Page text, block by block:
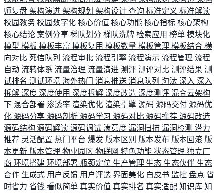
师复盘 架构演进 架构规划 架构设计 查询 标准定义 标准解读
校园教务 校园数字化 核心价值 核心功能 核心指标 核心架构
核心结论 案例分享 梯队划分 梯队洗牌 检索应用 榜单 模块化
模型 模板 模板丰富 模板复用 模板数量 模板管理 模板结合 横
向对比 死信队列 流程审批 流程引擎 流程演示 流程管理 流程
自动 流转体系 流量治理 流量演进 测评 测评对比 测评结果 测
试排名 测试环境 海外热门 消息推送 消息队列 淘汰 深入 深入
拆解 深度 深度使用 深度拆解 深度改造 深度测评 混合云架构
下 混合部署 渗透率 渲染优化 渲染引擎 源码 源码交付 源码优
化 源码分享 源码剖析 源码学习 源码对比 源码推荐 源码改造
源码结构 源码解读 源码调试 满意度 漏洞扫描 漏洞检测 潜力
推荐 灵活配置 热门平台 爆发 版本区别 版本发布 版本回滚 版
本更新 版本管理 物业园区 物联网 特色功能 状态管理 独立厂
商 环境搭建 环境部署 瓶颈定位 生产管理 生态 生态伙伴 生态
合作 生成式 用户反馈 用户评选 界面美化 白皮书 监控 盘点 省
时省力 省钱 看似简单 真实价值 真实排名 真实适配 知识库 知